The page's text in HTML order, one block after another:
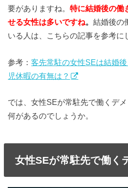
要がありますね。特に結婚後の働
せる女性は多いですね。結婚後の
いる人は、こちらの記事を参考に
参考：客先常駐の女性SEは結婚
児休暇の有無は？
では、女性SEが常駐先で働くデ
何があるのでしょうか。
女性SEが常駐先で働く